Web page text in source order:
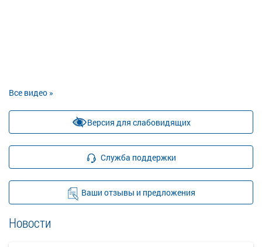
Все видео »
Версия для слабовидящих
Служба поддержки
Ваши отзывы и предложения
Новости